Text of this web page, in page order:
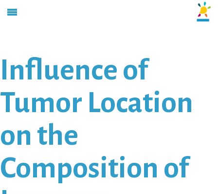
Influence of
Tumor Location
on the
Composition of